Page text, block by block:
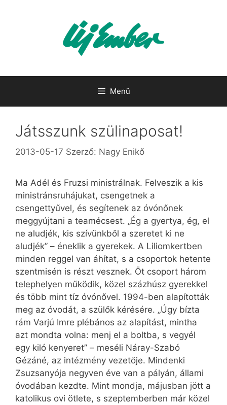
Menü
Játsszunk szülinaposat!
2013-05-17 Szerző: Nagy Enikő
Ma Adél és Fruzsi ministrálnak. Felveszik a kis
ministránsruhájukat, csengetnek a
csengettyűvel, és segítenek az óvónőnek
meggyújtani a teamécsest. „Ég a gyertya, ég, el
ne aludjék, kis szívünkből a szeretet ki ne
aludjék” – éneklik a gyerekek. A Liliomkertben
minden reggel van áhítat, s a csoportok hetente
szentmisén is részt vesznek. Öt csoport három
telephelyen működik, közel százhúsz gyerekkel
és több mint tíz óvónővel. 1994-ben alapították
meg az óvodát, a szülők kérésére. „Úgy bízta
rám Varjú Imre plébános az alapítást, mintha
azt mondta volna: menj el a boltba, s vegyél
egy kiló kenyeret” – meséli Náray-Szabó
Gézáné, az intézmény vezetője. Mindenki
Zsuzsanyója negyven éve van a pályán, állami
óvodában kezdte. Mint mondja, májusban jött a
katolikus ovi ötlete, s szeptemberben már közel